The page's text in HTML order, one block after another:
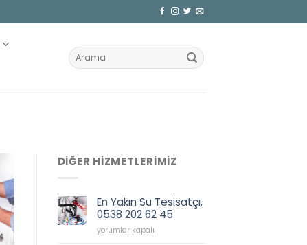
DIĞER HIZMETLERIMIZ
En Yakın Su Tesisatçı,
0538 202 62 45.
En
yorumlar kapalı